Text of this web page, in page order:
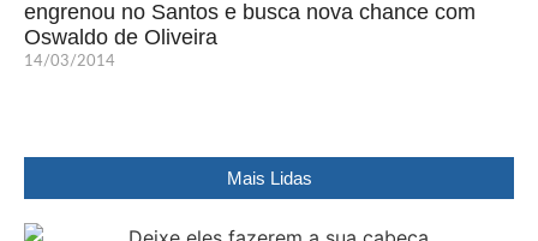
engrenou no Santos e busca nova chance com
Oswaldo de Oliveira
14/03/2014
Mais Lidas